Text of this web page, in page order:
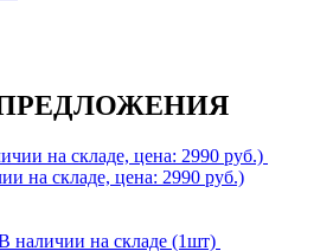
на складе, цена: 2990 руб.)